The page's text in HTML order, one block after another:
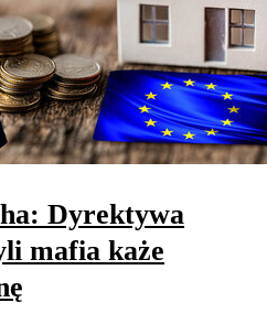
Dyrektywa
mafia każe